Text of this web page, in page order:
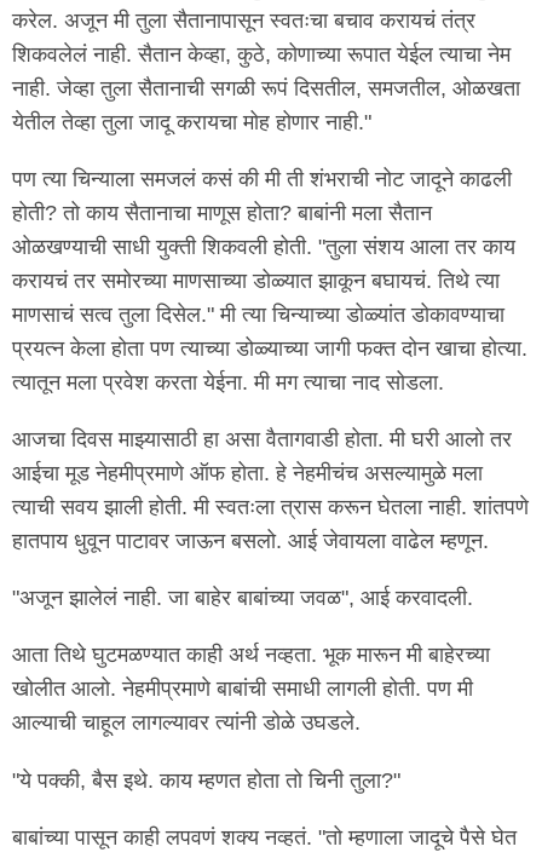
करेल. अजून मी तुला सैतानापासून स्वतःचा बचाव करायचं तंत्र
शिकवलेलं नाही. सैतान केव्हा, कुठे, कोणाच्या रूपात येईल त्याचा नेम
नाही. जेव्हा तुला सैतानाची सगळी रूपं दिसतील, समजतील, ओळखता
येतील तेव्हा तुला जादू करायचा मोह होणार नाही."
पण त्या चिन्याला समजलं कसं की मी ती शंभराची नोट जादूने काढली
होती? तो काय सैतानाचा माणूस होता? बाबांनी मला सैतान
ओळखण्याची साधी युक्ती शिकवली होती. "तुला संशय आला तर काय
करायचं तर समोरच्या माणसाच्या डोळ्यात झाकून बघायचं. तिथे त्या
माणसाचं सत्व तुला दिसेल." मी त्या चिन्याच्या डोळ्यांत डोकावण्याचा
प्रयत्न केला होता पण त्याच्या डोळ्याच्या जागी फक्त दोन खाचा होत्या.
त्यातून मला प्रवेश करता येईना. मी मग त्याचा नाद सोडला.
आजचा दिवस माझ्यासाठी हा असा वैतागवाडी होता. मी घरी आलो तर
आईचा मूड नेहमीप्रमाणे ऑफ होता. हे नेहमीचंच असल्यामुळे मला
त्याची सवय झाली होती. मी स्वतःला त्रास करून घेतला नाही. शांतपणे
हातपाय धुवून पाटावर जाऊन बसलो. आई जेवायला वाढेल म्हणून.
"अजून झालेलं नाही. जा बाहेर बाबांच्या जवळ", आई करवादली.
आता तिथे घुटमळण्यात काही अर्थ नव्हता. भूक मारून मी बाहेरच्या
खोलीत आलो. नेहमीप्रमाणे बाबांची समाधी लागली होती. पण मी
आल्याची चाहूल लागल्यावर त्यांनी डोळे उघडले.
"ये पक्की, बैस इथे. काय म्हणत होता तो चिनी तुला?"
बाबांच्या पासून काही लपवणं शक्य नव्हतं. "तो म्हणाला जादूचे पैसे घेत